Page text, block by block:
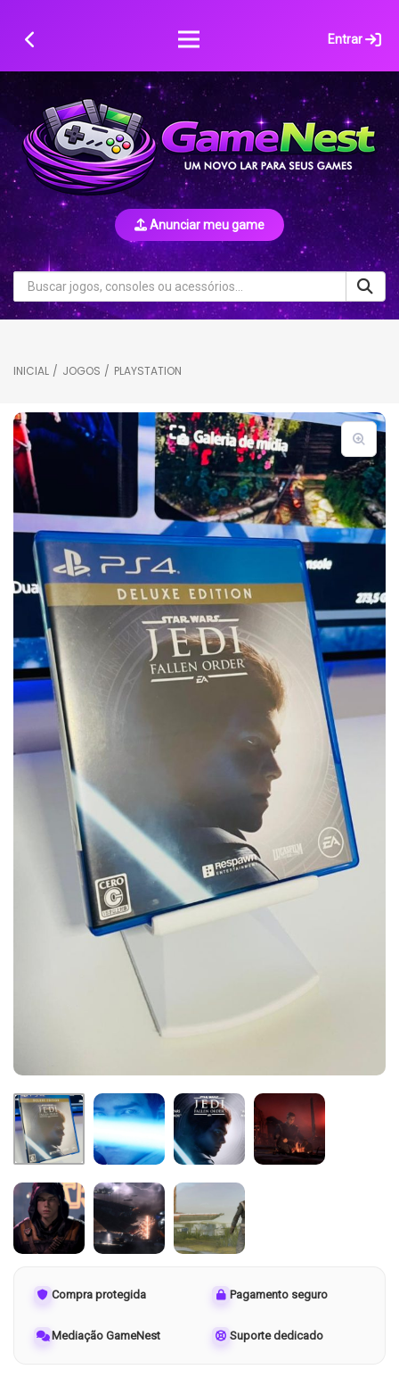
Entrar
Anunciar meu game
INICIAL / JOGOS / PLAYSTATION
Compra protegida Pagamento seguro
Mediação GameNest Suporte dedicado